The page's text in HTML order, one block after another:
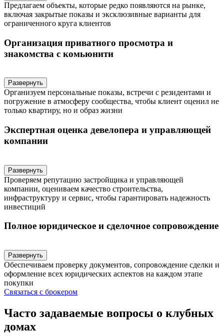
Предлагаем объекты, которые редко появляются на рынке,
включая закрытые показы и эксклюзивные варианты для
ограниченного круга клиентов
Организация приватного просмотра и
знакомства с комьюнити
Развернуть
Организуем персональные показы, встречи с резидентами и
погружение в атмосферу сообщества, чтобы клиент оценил не
только квартиру, но и образ жизни
Экспертная оценка девелопера и управляющей
компании
Развернуть
Проверяем репутацию застройщика и управляющей
компании, оцениваем качество строительства,
инфраструктуру и сервис, чтобы гарантировать надежность
инвестиций
Полное юридическое и сделочное сопровождение
Развернуть
Обеспечиваем проверку документов, сопровождение сделки и
оформление всех юридических аспектов на каждом этапе
покупки
Связаться с брокером
Часто задаваемые вопросы о клубных
домах